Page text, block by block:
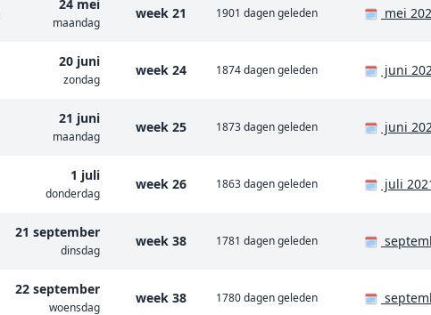
24 mei
maandag
week 21 1901 dagen geleden 🗓️ mei
20 juni
zondag
week 24 1874 dagen geleden 🗓️ juni
21 juni
maandag
week 25 1873 dagen geleden 🗓️ juni
1 juli
donderdag
week 26 1863 dagen geleden 🗓️ juli
21 september
dinsdag
week 38 1781 dagen geleden 🗓️
22 september
woensdag
week 38 1780 dagen geleden 🗓️